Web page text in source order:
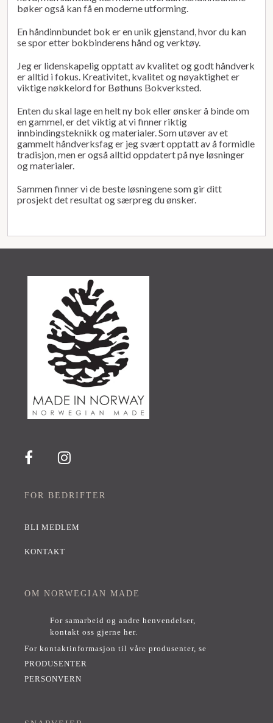
bøker også kan få en moderne utforming.
En håndinnbundet bok er en unik gjenstand, hvor du kan
se spor etter bokbinderens hånd og verktøy.
Jeg er lidenskapelig opptatt av kvalitet og godt håndverk
er alltid i fokus. Kreativitet, kvalitet og nøyaktighet er
viktige nøkkelord for Bøthuns Bokverksted. ​
Enten du skal lage en helt ny bok eller ønsker å binde om
en gammel, er det viktig at vi finner riktig
innbindingsteknikk og materialer. Som utøver av et
gammelt håndverksfag er jeg svært opptatt av å formidle
tradisjon, men er også alltid oppdatert på nye løsninger
og materialer.
Sammen finner vi de beste løsningene som gir ditt
prosjekt det resultat og særpreg du ønsker.
FOR BEDRIFTER
BLI MEDLEM
KONTAKT
OM NORWEGIAN MADE
For samarbeid og andre henvendelser,
kontakt oss gjerne her.
For kontaktinformasjon til våre produsenter, se
PRODUSENTER
PERSONVERN